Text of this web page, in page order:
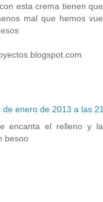
esta crema tienen
mal que hemos
de enero de 2013 a las
encanta el relleno y
besoo